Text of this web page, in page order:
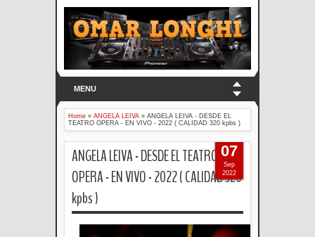
MENU
Home » ANGELA LEIVA » ANGELA LEIVA - DESDE EL
TEATRO OPERA - EN VIVO - 2022 ( CALIDAD 320 kpbs )
ANGELA LEIVA - DESDE EL TEATRO
OPERA - EN VIVO - 2022 ( CALIDAD 320
kpbs )
07
Sep
2022